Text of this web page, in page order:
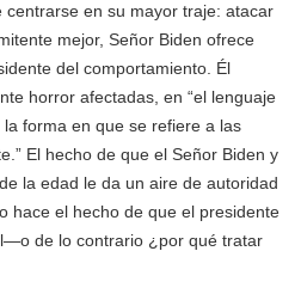
en su mayor traje: atacar
mejor, Señor Biden ofrece
del comportamiento. Él
horror afectadas, en “el lenguaje
forma en que se refiere a las
El hecho de que el Señor Biden y
la edad le da un aire de autoridad
hace el hecho de que el presidente
de lo contrario ¿por qué tratar